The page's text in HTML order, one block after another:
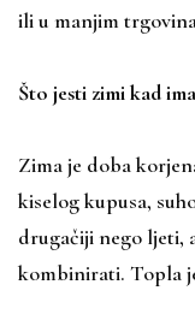
ili u manjim
Što jesti zimi kad
Zima je doba
kiselog kupusa,
drugačiji nego ljeti,
kombinirati. Topla